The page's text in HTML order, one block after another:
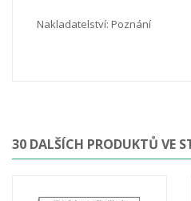
Nakladatelství: Poznání
30 DALŠÍCH PRODUKTŮ VE